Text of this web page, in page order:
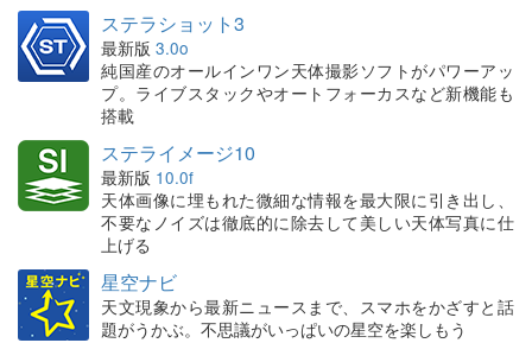
ステラショット3
最新版 3.0o
純国産のオールインワン天体撮影ソフトがパワーアッ
プ。ライブスタックやオートフォーカスなど新機能も
搭載
ステライメージ10
最新版 10.0f
天体画像に埋もれた微細な情報を最大限に引き出し、
不要なノイズは徹底的に除去して美しい天体写真に仕
上げる
星空ナビ
天文現象から最新ニュースまで、スマホをかざすと話
題がうかぶ。不思議がいっぱいの星空を楽しもう